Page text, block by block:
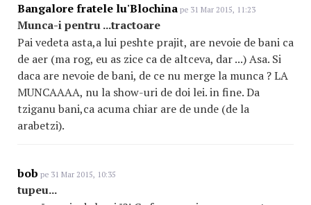
Bangalore fratele lu'Blochina pe 31 Mar 2015, 11:23
Munca-i pentru ...tractoare
Pai vedeta asta,a lui peshte prajit, are nevoie de bani ca
de aer (ma rog, eu as zice ca de altceva, dar ...) Asa. Si
daca are nevoie de bani, de ce nu merge la munca ? LA
MUNCAAAA, nu la show-uri de doi lei. in fine. Da
tziganu bani,ca acuma chiar are de unde (de la
arabetzi).
bob pe 31 Mar 2015, 10:35
tupeu...